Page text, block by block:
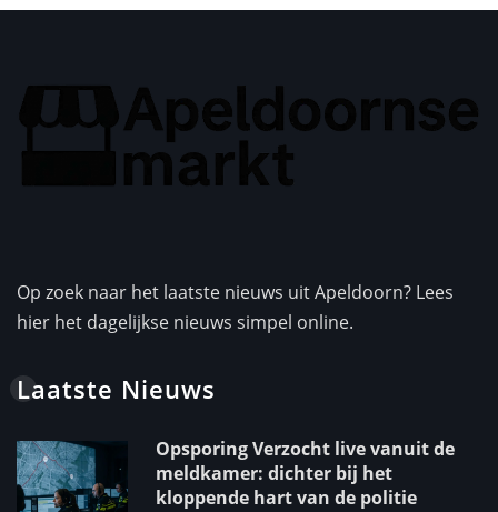
Op zoek naar het laatste nieuws uit Apeldoorn? Lees
hier het dagelijkse nieuws simpel online.
Laatste Nieuws
Opsporing Verzocht live vanuit de
meldkamer: dichter bij het
kloppende hart van de politie